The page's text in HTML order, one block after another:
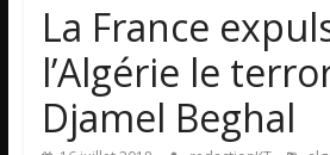
La France
l’Algérie le
Djamel Beghal